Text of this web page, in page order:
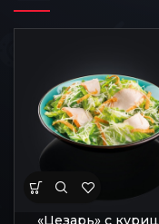
«Цезарь» с